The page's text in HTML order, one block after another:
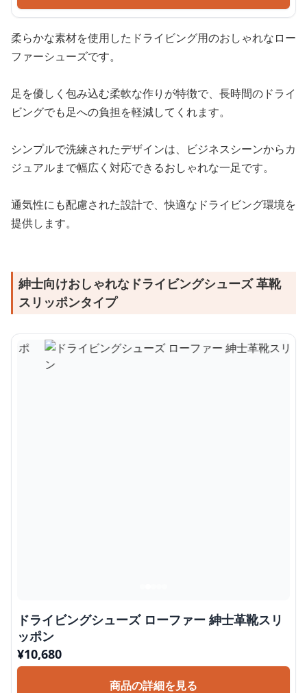
柔らかな素材を使用したドライビング用のおしゃれなロー
ファーシューズです。
足を優しく包み込む柔軟な作りが特徴で、長時間のドライ
ビングでも足への負担を軽減してくれます。
シンプルで洗練されたデザインは、ビジネスシーンからカ
ジュアルまで幅広く対応できるおしゃれな一足です。
通気性にも配慮された設計で、快適なドライビング環境を
提供します。
紳士向けおしゃれなドライビングシューズ 革靴
スリッポンタイプ
ドライビングシューズ ローファー 紳士革靴スリ
ッポン
¥10,680
商品の詳細を見る